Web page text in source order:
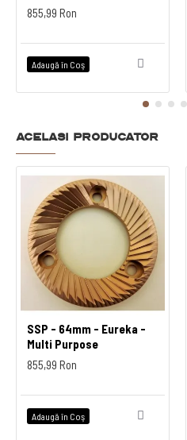
855,99 Ron
Adaugă în Coş
Acelasi producator
SSP - 64mm - Eureka -
Multi Purpose
855,99 Ron
Adaugă în Coş